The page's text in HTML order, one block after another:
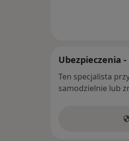
Ubezpieczenia
Ten specjalista
samodzielnie lub